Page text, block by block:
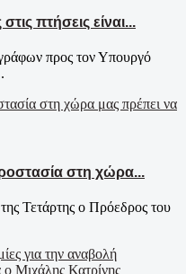
πτήσεις είναι...
προς τον Υπουργό
στη χώρα...
Τετάρτης ο Πρόεδρος του